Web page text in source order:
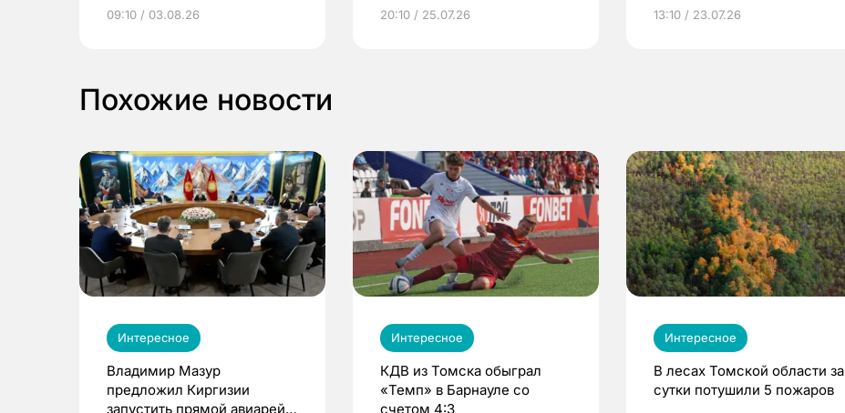
выиграть призы
09:10 / 03.08.26 20:10 / 25.07.26
по ОМС!
13:10 / 23.07.26
Похожие новости
Интересное
Владимир Мазур
предложил Киргизии
запустить прямой авиарейс
Интересное
КДВ из Томска обыграл
«Темп» в Барнауле со
счетом 4:3
Интересное
В лесах Томской области за
сутки потушили 5 пожаров